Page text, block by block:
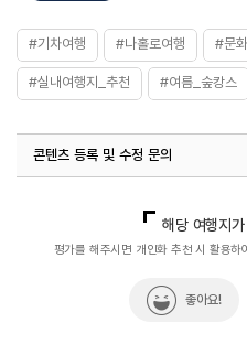
#기차여행 #나홀로여행 #문
#실내여행지_추천 #여름_숲캉스
#힐링
콘텐츠 등록 및 수정 문의
열린관광콘텐츠팀(열린관광-모두의여행)
해당 여행지
평가를 해주시면 개인화 추천 시 활용
좋아요!